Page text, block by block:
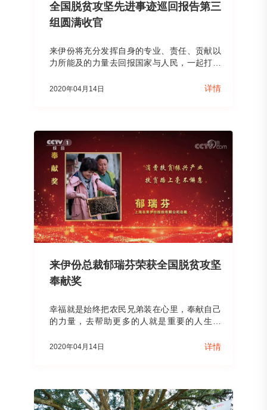
全国脱贫攻坚先进事迹巡回报告第三
组圆满收官
来伊份将充分发挥自身的专业、责任、贡献以
力所能及的力量去回报国家与人民，一起打赢
2020年04月14日 详情
来伊份总裁郁瑞芬荣获全国脱贫攻坚
奉献奖
幸福就是始终把农民兄弟装在心里，奉献自己
的力量，去帮助更多的人就是重要的人生价
2020年04月14日 详情